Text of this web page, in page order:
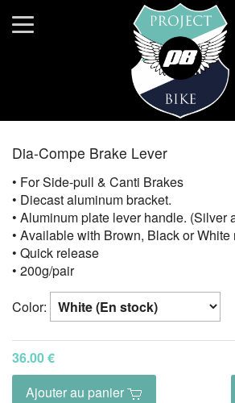
Dia-Compe Brake Lever
• For Side-pull & Canti Brakes
• Diecast aluminum bracket.
• Aluminum plate lever handle. (Silver
• Available with Brown, Black or White
• Quick release
• 200g/pair
Color:
36.00 €
Ajouter au panier